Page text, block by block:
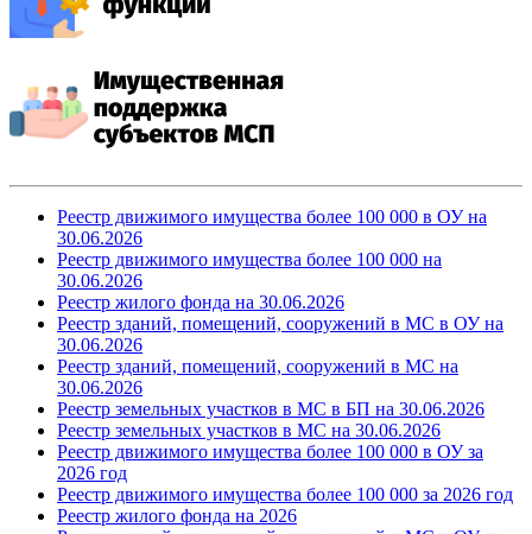
Реестр движимого имущества более 100 000 в ОУ на
30.06.2026
Реестр движимого имущества более 100 000 на
30.06.2026
Реестр жилого фонда на 30.06.2026
Реестр зданий, помещений, сооружений в МС в ОУна
30.06.2026
Реестр зданий, помещений, сооружений в МС на
30.06.2026
Реестр земельных участков в МС в БП на 30.06.2026
Реестр земельных участков в МС на 30.06.2026
Реестр движимого имущества более 100 000 в ОУ за
2026 год
Реестр движимого имущества более 100 000 за 2026 год
Реестр жилого фонда на 2026